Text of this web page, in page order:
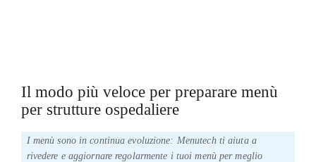
Il modo più veloce per preparare menù
per strutture ospedaliere
I menù sono in continua evoluzione: Menutech ti aiuta a
rivedere e aggiornare regolarmente i tuoi menù per meglio